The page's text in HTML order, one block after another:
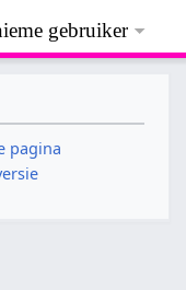
gebruiker
pagina